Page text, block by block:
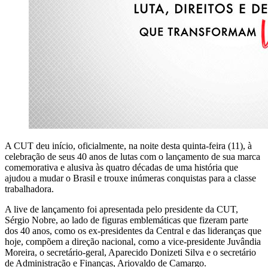
A CUT deu início, oficialmente, na noite desta quinta-feira (11), à
celebração de seus 40 anos de lutas com o lançamento de sua marca
comemorativa e alusiva às quatro décadas de uma história que
ajudou a mudar o Brasil e trouxe inúmeras conquistas para a classe
trabalhadora.
A live de lançamento foi apresentada pelo presidente da CUT,
Sérgio Nobre, ao lado de figuras emblemáticas que fizeram parte
dos 40 anos, como os ex-presidentes da Central e das lideranças que
hoje, compõem a direção nacional, como a vice-presidente Juvândia
Moreira, o secretário-geral, Aparecido Donizeti Silva e o secretário
de Administração e Finanças, Ariovaldo de Camargo.